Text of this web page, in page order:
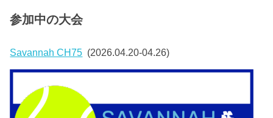
参加中の大会
Savannah CH75 (2026.04.20-04.26)